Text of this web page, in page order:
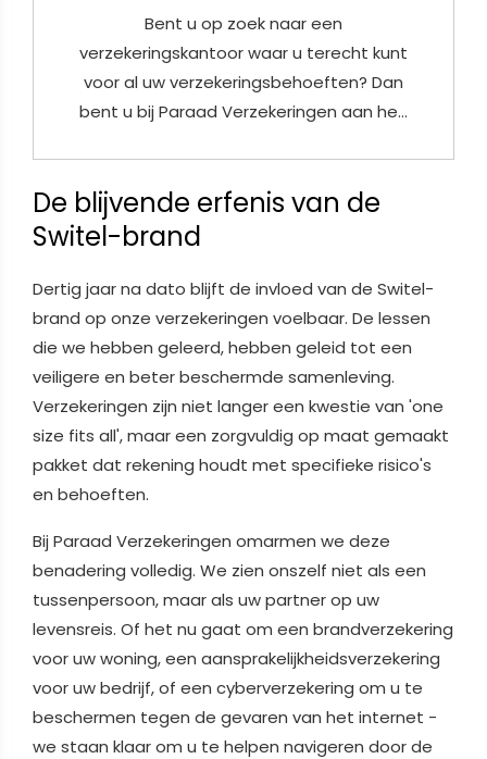
Bent u op zoek naar een
verzekeringskantoor waar u terecht kunt
voor al uw verzekeringsbehoeften? Dan
bent u bij Paraad Verzekeringen aan he...
De blijvende erfenis van de
Switel-brand
Dertig jaar na dato blijft de invloed van de Switel-
brand op onze verzekeringen voelbaar. De lessen
die we hebben geleerd, hebben geleid tot een
veiligere en beter beschermde samenleving.
Verzekeringen zijn niet langer een kwestie van 'one
size fits all', maar een zorgvuldig op maat gemaakt
pakket dat rekening houdt met specifieke risico's
en behoeften.
Bij Paraad Verzekeringen omarmen we deze
benadering volledig. We zien onszelf niet als een
tussenpersoon, maar als uw partner op uw
levensreis. Of het nu gaat om een brandverzekering
voor uw woning, een aansprakelijkheidsverzekering
voor uw bedrijf, of een cyberverzekering om u te
beschermen tegen de gevaren van het internet -
we staan klaar om u te helpen navigeren door de